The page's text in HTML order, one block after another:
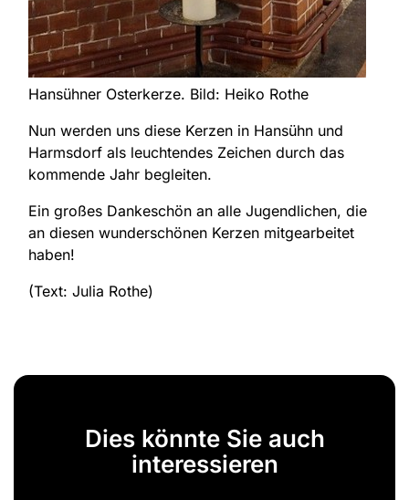
Hansühner Osterkerze. Bild: Heiko Rothe
Nun werden uns diese Kerzen in Hansühn und
Harmsdorf als leuchtendes Zeichen durch das
kommende Jahr begleiten.
Ein großes Dankeschön an alle Jugendlichen, die
an diesen wunderschönen Kerzen mitgearbeitet
haben!
(Text: Julia Rothe)
Dies könnte Sie auch
interessieren